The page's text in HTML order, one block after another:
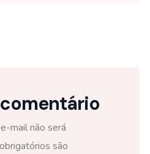
mail não será
são